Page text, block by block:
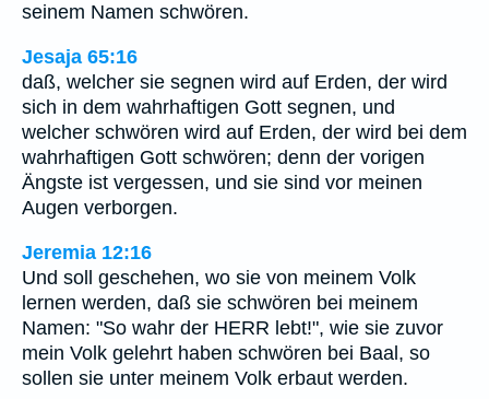
seinem Namen schwören.
Jesaja 65:16
daß, welcher sie segnen wird auf Erden, der wird
sich in dem wahrhaftigen Gott segnen, und
welcher schwören wird auf Erden, der wird bei dem
wahrhaftigen Gott schwören; denn der vorigen
Ängste ist vergessen, und sie sind vor meinen
Augen verborgen.
Jeremia 12:16
Und soll geschehen, wo sie von meinem Volk
lernen werden, daß sie schwören bei meinem
Namen: "So wahr der HERR lebt!", wie sie zuvor
mein Volk gelehrt haben schwören bei Baal, so
sollen sie unter meinem Volk erbaut werden.